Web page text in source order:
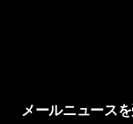
メールニュース